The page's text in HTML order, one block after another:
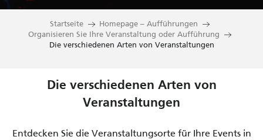
Startseite
Homepage – Aufführungen
Organisieren Sie Ihre Veranstaltung oder Aufführung
Die verschiedenen Arten von Veranstaltungen
Die verschiedenen Arten von
Veranstaltungen
Entdecken Sie die Veranstaltungsorte für Ihre Events in